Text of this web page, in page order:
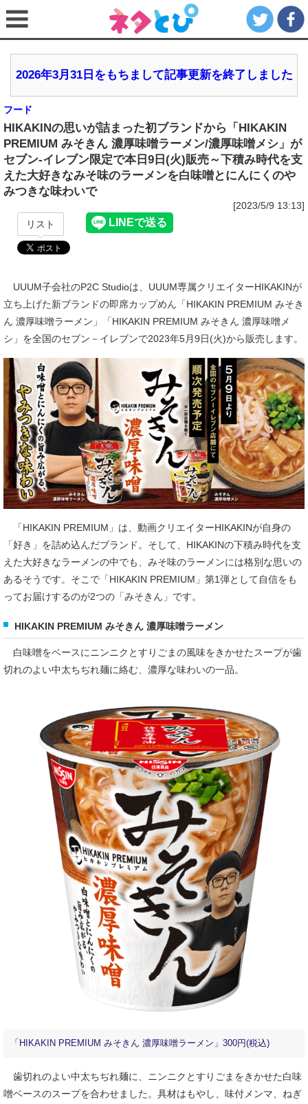
2026年3月31日をもちまして記事更新を終了しました
フード
HIKAKINの思いが詰まった初ブランドから「HIKAKIN
PREMIUM みそきん 濃厚味噌ラーメン/濃厚味噌メシ」が
セブン‐イレブン限定で本日9日(火)販売～下積み時代を支
えた大好きなみそ味のラーメンを白味噌とにんにくのや
みつきな味わいで
[2023/5/9 13:13]
リスト
UUUM子会社のP2C Studioは、UUUM専属クリエイターHIKAKINが
立ち上げた新ブランドの即席カップめん「HIKAKIN PREMIUM みそき
ん 濃厚味噌ラーメン」「HIKAKIN PREMIUM みそきん 濃厚味噌メ
シ」を全国のセブン－イレブンで2023年5月9日(火)から販売します。
「HIKAKIN PREMIUM」は、動画クリエイターHIKAKINが自身の
「好き」を詰め込んだブランド。そして、HIKAKINの下積み時代を支
えた大好きなラーメンの中でも、みそ味のラーメンには格別な思いの
あるそうです。そこで「HIKAKIN PREMIUM」第1弾として自信をも
ってお届けするのが2つの「みそきん」です。
HIKAKIN PREMIUM みそきん 濃厚味噌ラーメン
白味噌をベースにニンニクとすりごまの風味をきかせたスープが歯
切れのよい中太ちぢれ麺に絡む、濃厚な味わいの一品。
「HIKAKIN PREMIUM みそきん 濃厚味噌ラーメン」300円(税込)
歯切れのよい中太ちぢれ麺に、ニンニクとすりごまをきかせた白味
噌ベースのスープを合わせました。具材はもやし、味付メンマ、ねぎ